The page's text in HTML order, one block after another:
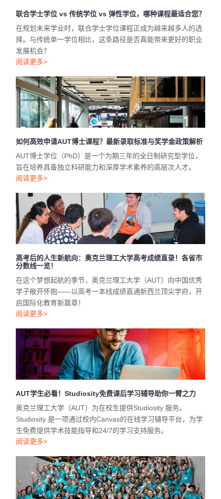
联合学士学位 vs 传统学位 vs 弹性学位，哪种课程最适合您？
在规划未来学业时，联合学士学位课程正成为越来越多人的选
择。与传统单一学位相比，这条路径是否真能带来更好的职业
发展机会？
阅读更多>
如何高效申请AUT博士课程？最新录取标准与奖学金政策解析
AUT博士学位（PhD）是一个为期三年的全日制研究型学位，
旨在培养具备独立科研能力和深厚学术素养的高层次人才。
阅读更多>
高考后的人生新航向：奥克兰理工大学高考成绩直录！各省市
分数线一览！
在这个梦想起航的季节，奥克兰理工大学（AUT）向中国优秀
学子敞开怀抱——以高考一本线成绩直通新西兰顶尖学府，开
启国际化教育新篇章！
阅读更多>
AUT学生必看！Studiosity免费课后学习辅导助你一臂之力
奥克兰理工大学（AUT）为在校生提供Studiosity 服务。
Studiosity 是一项通过校内Canvas的在线学习辅导平台，为学
生免费提供学术技能指导和24/7的学习支持服务。
阅读更多>